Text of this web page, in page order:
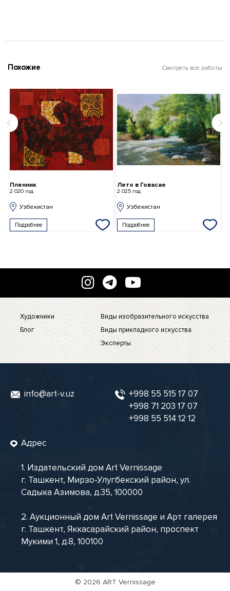
Похожие Смотреть все работы
Пленник
2 020 год
Узбекистан
Подробнее
Лето в Говасае
2 025 год
Узбекистан
Подробнее
Художники
Блог
Виды изобразительного искусства
Виды прикладного искусства
Эксперты
info@art-v.uz
+998 55 515 17 07
+998 71 203 17 07
+998 55 514 12 12
Адрес
1. Издательский дом Art Vernissage
г. Ташкент, Мирзо-Улугбекский район, ул.
Садыка Азимова, д.35, 100000
2. Аукционный дом Art Vernissage и Арт галерея
г. Ташкент, Яккасарайский район, проспект
Мукими 1, д.8, 100100
© 2026 ART Vernissage